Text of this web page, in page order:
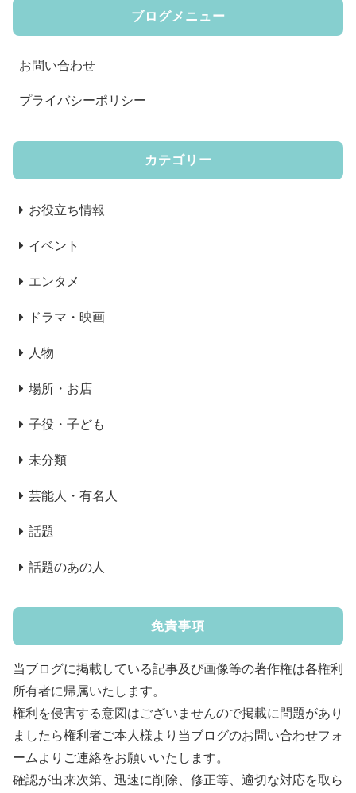
ブログメニュー
お問い合わせ
プライバシーポリシー
カテゴリー
お役立ち情報
イベント
エンタメ
ドラマ・映画
人物
場所・お店
子役・子ども
未分類
芸能人・有名人
話題
話題のあの人
免責事項
当ブログに掲載している記事及び画像等の著作権は各権利
所有者に帰属いたします。
権利を侵害する意図はございませんので掲載に問題があり
ましたら権利者ご本人様より当ブログのお問い合わせフォ
ームよりご連絡をお願いいたします。
確認が出来次第、迅速に削除、修正等、適切な対応を取ら